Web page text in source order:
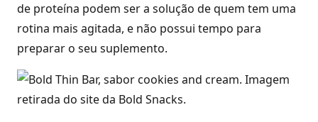
de proteína podem ser a solução de quem tem uma
rotina mais agitada, e não possui tempo para
preparar o seu suplemento.